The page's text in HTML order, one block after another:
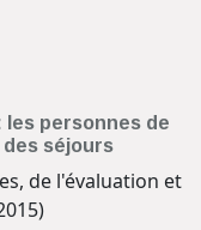
personnes de
séjours
de l'évaluation et